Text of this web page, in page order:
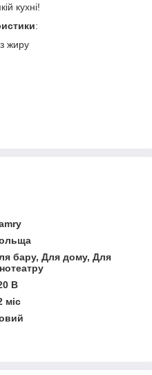
кухні!
:
жиру
бару, Для дому, Для
В
міс